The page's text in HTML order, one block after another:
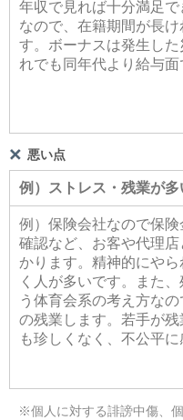
悪い点
※個人に対する誹謗中傷、